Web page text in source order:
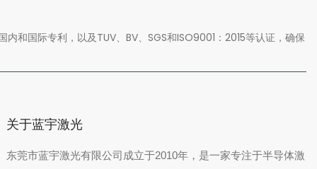
内和国际专利，以及TUV、BV、SGS和ISO9001：2015等认证，确保
关于蓝宇激光
东莞市蓝宇激光有限公司成立于2010年，是一家专注于半导体激